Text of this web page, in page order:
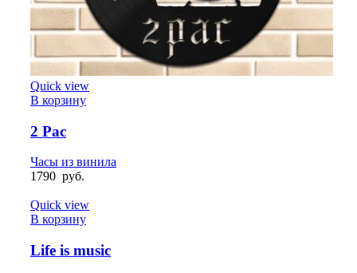
Quick view
В корзину
2 Pac
Часы из винила
1790 руб.
Quick view
В корзину
Life is music